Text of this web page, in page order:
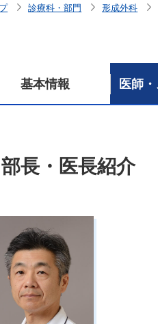
基本情報 医師
部長・医長紹介
診療科・部門 形成外科